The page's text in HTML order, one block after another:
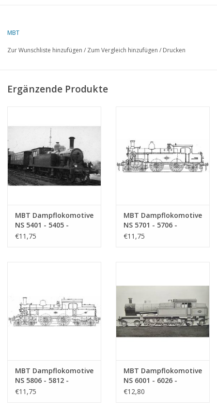
MBT
Zur Wunschliste hinzufügen / Zum Vergleich hinzufügen / Drucken
Ergänzende Produkte
MBT Dampflokomotive
NS 5401 - 5405 -
Bauzeichnung
€11,75
MBT Dampflokomotive
NS 5701 - 5706 -
Bauzeichnung
€11,75
MBT Dampflokomotive
NS 5806 - 5812 -
Bauzeichnung
€11,75
MBT Dampflokomotive
NS 6001 - 6026 -
Bauzeichnung
€12,80